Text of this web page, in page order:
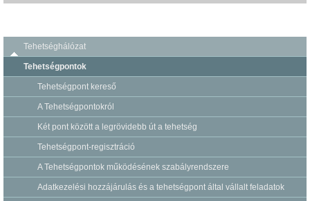
Tehetséghálózat
Tehetségpontok
Tehetségpont kereső
A Tehetségpontokról
Két pont között a legrövidebb út a tehetség
Tehetségpont-regisztráció
A Tehetségpontok működésének szabályrendszere
Adatkezelési hozzájárulás és a tehetségpont által vállalt feladatok